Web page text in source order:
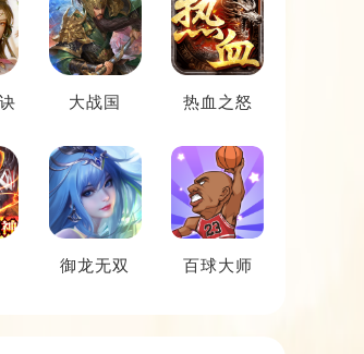
大战国 热血之怒
御龙无双 百球大师